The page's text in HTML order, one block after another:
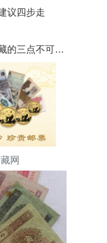
议四步走
三点不可不知
网